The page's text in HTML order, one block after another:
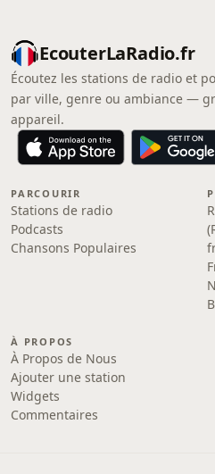
EcouterLaRadio.fr
Écoutez les stations de radio et
par ville, genre ou ambiance —
appareil.
PARCOURIR
Stations de radio
Podcasts
Chansons Populaires
À PROPOS
À Propos de Nous
Ajouter une station
Widgets
Commentaires